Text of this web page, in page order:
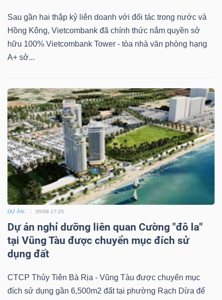
Sau gần hai thập kỷ liên doanh với đối tác trong nước và
Hồng Kông, Vietcombank đã chính thức nắm quyền sở
hữu 100% Vietcombank Tower - tòa nhà văn phòng hạng
A+ sở...
DỰ ÁN 05/08 17:25
Dự án nghỉ dưỡng liên quan Cường "đô la"
tại Vũng Tàu được chuyển mục đích sử
dụng đất
CTCP Thủy Tiên Bà Rịa - Vũng Tàu được chuyển mục
đích sử dụng gần 6,500m2 đất tại phường Rạch Dừa để
Truyền
thông
tài
chính
Dữ
liệu
tài
chính